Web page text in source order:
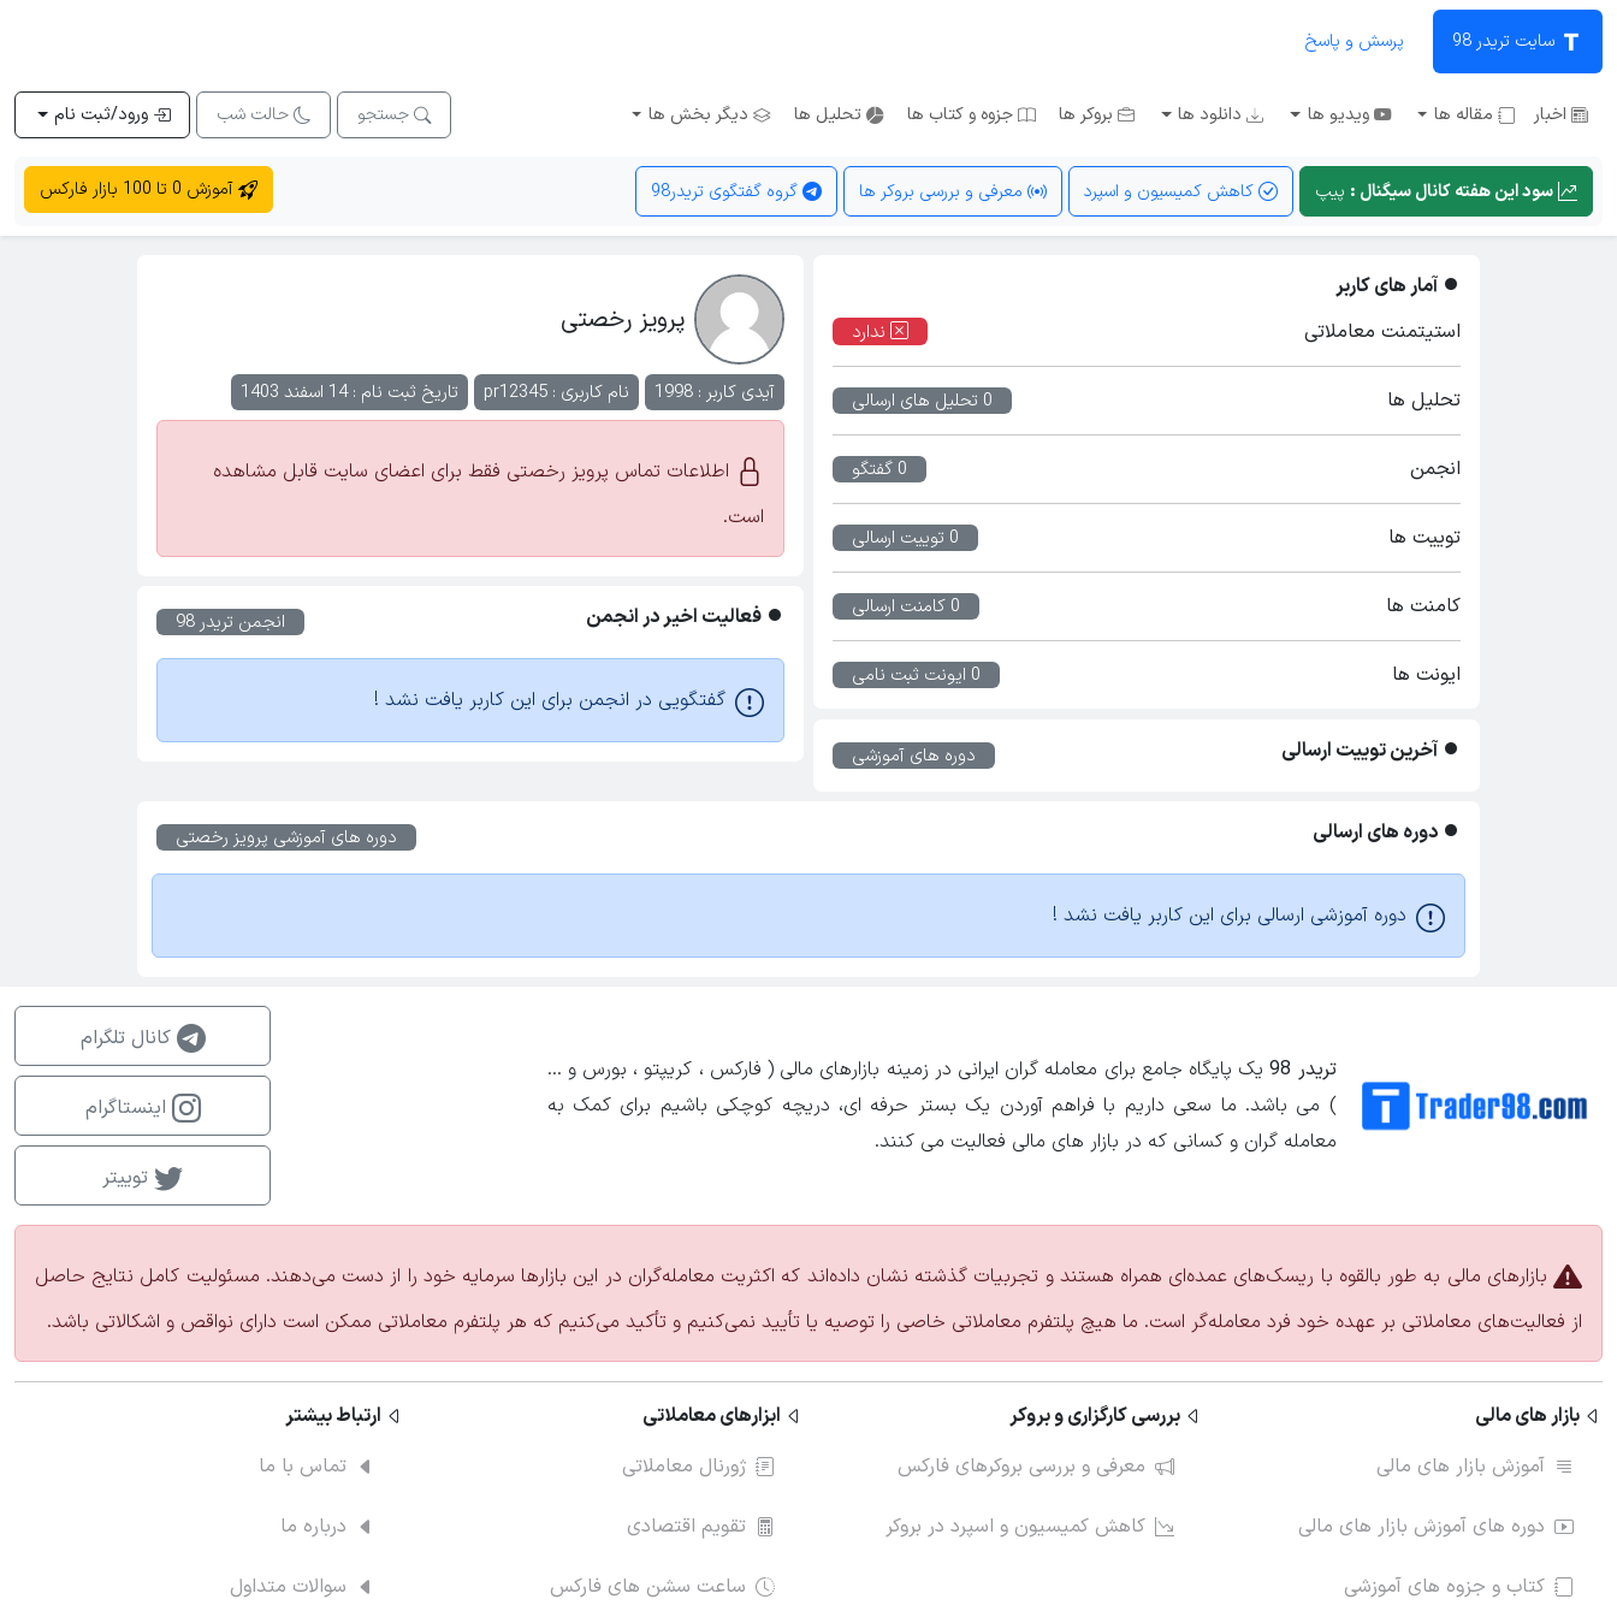
سایت تریدر 98 پرسش و پاسخ
اخبار مقاله ها ویدیو ها دانلود ها بروکر ها جزوه و کتاب ها تحلیل ها دیگر بخش ها جستجو حالت شب
سود این هفته کانال سیگنال : پیپ کاهش کمیسیون و اسپرد معرفی و بررسی بروکر ها گروه گفتگوی تریدر98 آموزش 0 تا 100 بازار فارکس
پرویز رخصتی
آیدی کاربر : 1998 نام کاربری : pr12345 تاریخ ثبت نام : 14 اسفند 1403
اطلاعات تماس پرویز رخصتی فقط برای اعضای سایت قابل مشاهده
است.
آمار های کاربر
استیتمنت معاملاتی
ندارد
تحلیل ها 0 تحلیل های ارسالی
انجمن 0 گفتگو
توییت ها 0 توییت ارسالی
کامنت ها 0 کامنت ارسالی
ایونت ها 0 ایونت ثبت نامی
فعالیت اخیر در انجمن انجمن تریدر 98
گفتگویی در انجمن برای این کاربر یافت نشد !
آخرین توییت ارسالی
دوره های آموزشی
دوره های ارسالی دوره های آموزشی پرویز رخصتی
دوره آموزشی ارسالی برای این کاربر یافت نشد !
تریدر 98
یک پایگاه جامع برای معامله گران ایرانی در زمینه بازارهای مالی ( فارکس ، کریپتو ، بورس و ...
) می باشد. ما سعی داریم با فراهم آوردن یک بستر حرفه ای، دریچه کوچکی باشیم برای کمک به
معامله گران و کسانی که در بازار های مالی فعالیت می کنند.
کانال تلگرام
اینستاگرام
توییتر
بازارهای مالی به طور بالقوه با ریسک‌های عمده‌ای همراه هستند و تجربیات گذشته نشان داده‌اند که اکثریت معامله‌گران در این بازارها سرمایه خود را از دست می‌دهند. مسئولیت کامل نتایج حاصل
از فعالیت‌های معاملاتی بر عهده خود فرد معامله‌گر است. ما هیچ پلتفرم معاملاتی خاصی را توصیه یا تأیید نمی‌کنیم و تأکید می‌کنیم که هر پلتفرم معاملاتی ممکن است دارای نواقص و اشکالاتی باشد.
بازار های مالی
آموزش بازار های مالی
دوره های آموزش بازار های مالی
کتاب و جزوه های آموزشی
بررسی کارگزاری و بروکر
معرفی و بررسی بروکرهای فارکس
کاهش کمیسیون و اسپرد در بروکر
ابزارهای معاملاتی
ژورنال معاملاتی
تقویم اقتصادی
ساعت سشن های فارکس
ارتباط‌ بیشتر
تماس با ما
درباره ما
سوالات متداول